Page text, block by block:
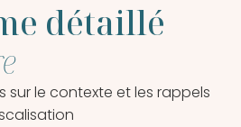
détaillé
sur le contexte et les rappels